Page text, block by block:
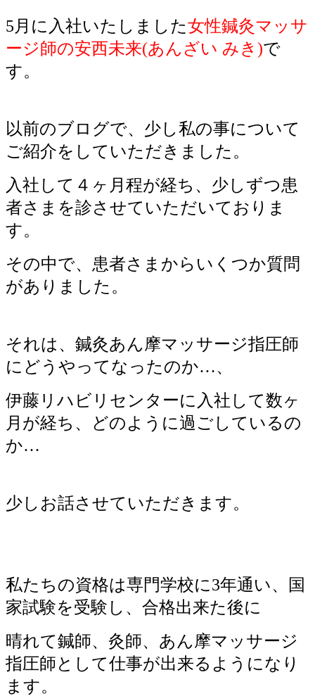
5月に入社いたしました女性鍼灸マッサ
ージ師の安西未来(あんざい みき)で
す。
以前のブログで、少し私の事について
ご紹介をしていただきました。
入社して４ヶ月程が経ち、少しずつ患
者さまを診させていただいておりま
す。
その中で、患者さまからいくつか質問
がありました。
それは、鍼灸あん摩マッサージ指圧師
にどうやってなったのか…、
伊藤リハビリセンターに入社して数ヶ
月が経ち、どのように過ごしているの
か…
少しお話させていただきます。
私たちの資格は専門学校に3年通い、国
家試験を受験し、合格出来た後に
晴れて鍼師、灸師、あん摩マッサージ
指圧師として仕事が出来るようになり
ます。